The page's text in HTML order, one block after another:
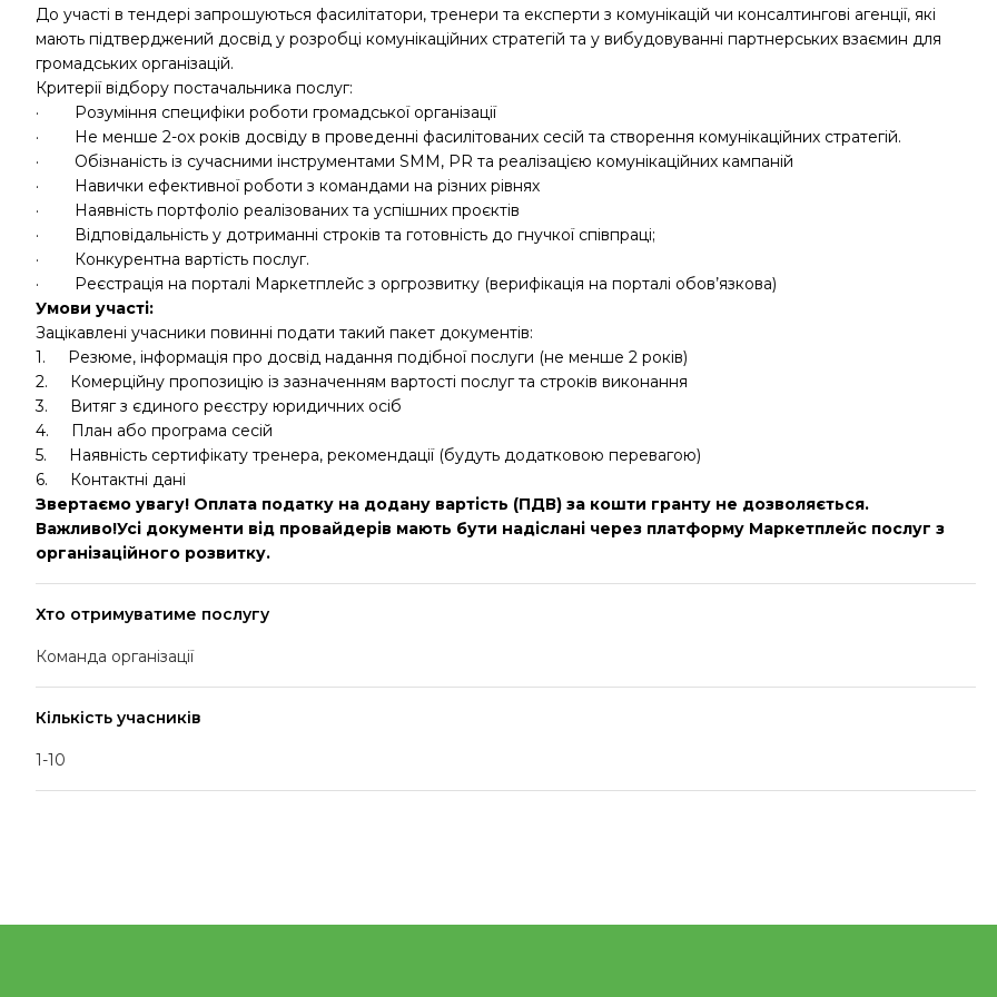
До участі в тендері запрошуються фасилітатори, тренери та експерти з комунікацій чи консалтингові агенції, які
мають підтверджений досвід у розробці комунікаційних стратегій та у вибудовуванні партнерських взаємин для
громадських організацій.
Критерії відбору постачальника послуг:
· Розуміння специфіки роботи громадської організації
· Не менше 2-ох років досвіду в проведенні фасилітованих сесій та створення комунікаційних стратегій.
· Обізнаність із сучасними інструментами SMM, PR та реалізацією комунікаційних кампаній
· Навички ефективної роботи з командами на різних рівнях
· Наявність портфоліо реалізованих та успішних проєктів
· Відповідальність у дотриманні строків та готовність до гнучкої співпраці;
· Конкурентна вартість послуг.
· Реєстрація на порталі Маркетплейс з оргрозвитку (верифікація на порталі обов’язкова)
Умови участі:
Зацікавлені учасники повинні подати такий пакет документів:
1. Резюме, інформація про досвід надання подібної послуги (не менше 2 років)
2. Комерційну пропозицію із зазначенням вартості послуг та строків виконання
3. Витяг з єдиного реєстру юридичних осіб
4. План або програма сесій
5. Наявність сертифікату тренера, рекомендації (будуть додатковою перевагою)
6. Контактні дані
Звертаємо увагу! Оплата податку на додану вартість (ПДВ) за кошти гранту не дозволяється.
Важливо!Усі документи від провайдерів мають бути надіслані через платформу Маркетплейс послуг з
організаційного розвитку.
Хто отримуватиме послугу
Команда організації
Кількість учасників
1-10